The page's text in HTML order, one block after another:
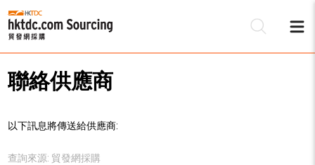
聯絡供應商
以下訊息將傳送給供應商:
查詢來源: 貿發網採購